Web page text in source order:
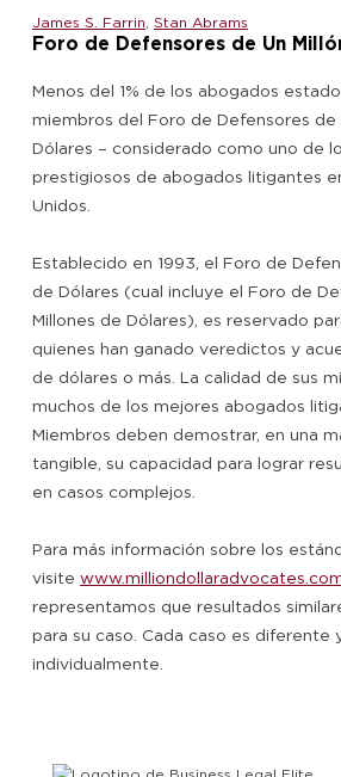
James S. Farrin, Stan Abrams
Foro de Defensores de Un
Menos del 1% de los abogados
miembros del Foro de Defensores de
Dólares – considerado como uno de
prestigiosos de abogados litigantes
Unidos.
Establecido en 1993, el Foro de
de Dólares (cual incluye el Foro de
Millones de Dólares), es reservado
quienes han ganado veredictos y
de dólares o más. La calidad de sus
muchos de los mejores abogados
Miembros deben demostrar, en una
tangible, su capacidad para lograr
en casos complejos.
Para más información sobre los
visite
representamos que resultados
para su caso. Cada caso es diferente
individualmente.